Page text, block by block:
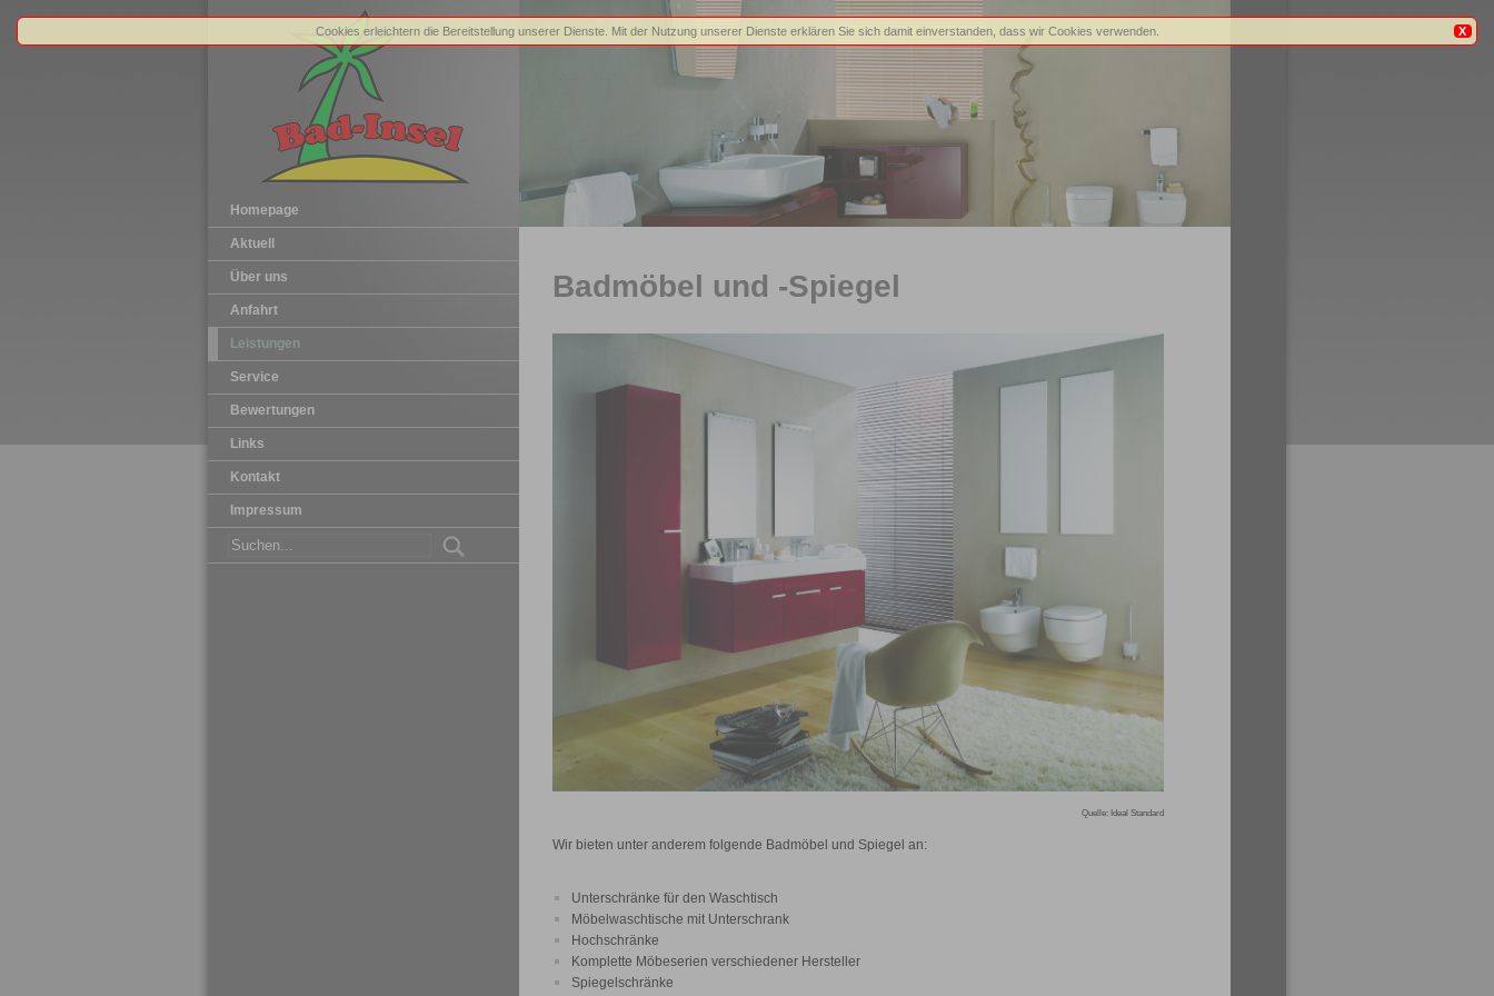
Homepage
Aktuell
Über uns
Anfahrt
Leistungen
Service
Bewertungen
Links
Kontakt
Impressum
Badmöbel und -Spiegel
Quelle: Ideal Standard
Wir bieten unter anderem folgende Badmöbel und Spiegel an:
Unterschränke für den Waschtisch
Möbelwaschtische mit Unterschrank
Hochschränke
Komplette Möbeserien verschiedener Hersteller
Spiegelschränke
X
Cookies erleichtern die Bereitstellung unserer Dienste. Mit der Nutzung unserer Dienste erklären Sie sich damit einverstanden, dass wir Cookies verwenden.